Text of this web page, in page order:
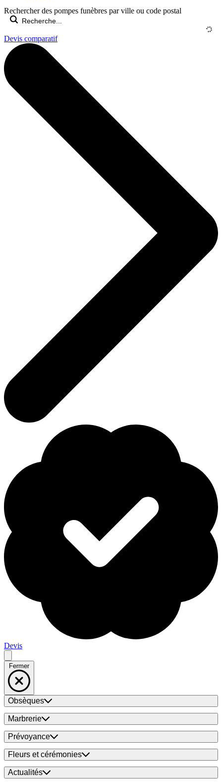
Rechercher des pompes funèbres par ville ou code postal
Devis comparatif
Devis
Fermer
Obsèques
Marbrerie
Prévoyance
Fleurs et cérémonies
Actualités